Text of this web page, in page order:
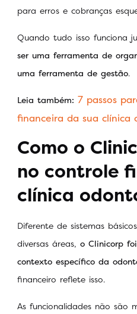
para erros e cobranças
Quando tudo isso funciona
ser uma ferramenta de
uma ferramenta de gestão.
Leia também: 7 passos
financeira da sua clínica
Como o
no controle
clínica
Diferente de sistemas
diversas áreas, o Clinicorp
contexto específico da
financeiro reflete isso.
As funcionalidades não são